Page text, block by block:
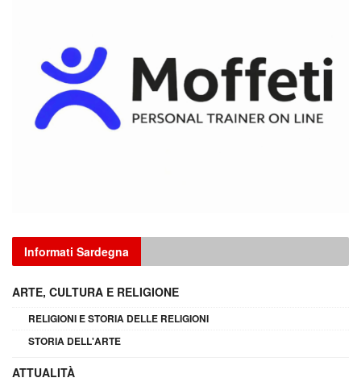
Informati Sardegna
ARTE, CULTURA E RELIGIONE
RELIGIONI E STORIA DELLE RELIGIONI
STORIA DELL'ARTE
ATTUALITÀ